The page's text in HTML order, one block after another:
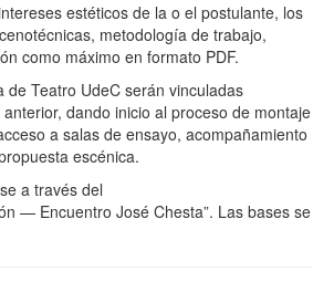
estéticos de la o el postulante, los
metodología de trabajo,
como máximo en formato PDF.
Teatro UdeC serán vinculadas
dando inicio al proceso de montaje
a salas de ensayo, acompañamiento
escénica.
a través del
— Encuentro José Chesta”. Las bases se